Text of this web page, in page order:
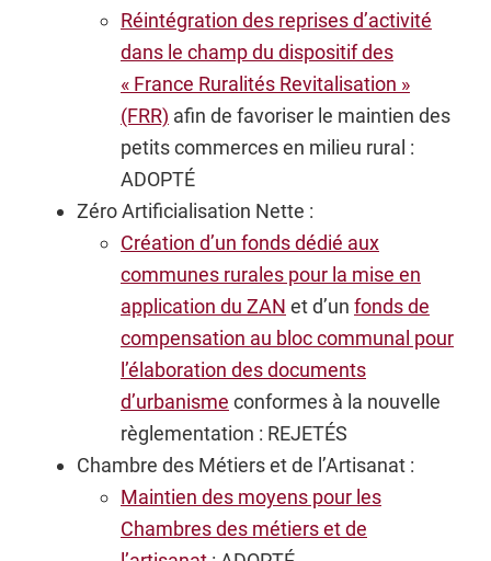
Réintégration des reprises d’activité
dans le champ du dispositif des
« France Ruralités Revitalisation »
(FRR) afin de favoriser le maintien des
petits commerces en milieu rural :
ADOPTÉ
Zéro Artificialisation Nette :
Création d’un fonds dédié aux
communes rurales pour la mise en
application du ZAN et d’un fonds de
compensation au bloc communal pour
l’élaboration des documents
d’urbanisme conformes à la nouvelle
règlementation : REJETÉS
Chambre des Métiers et de l’Artisanat :
Maintien des moyens pour les
Chambres des métiers et de